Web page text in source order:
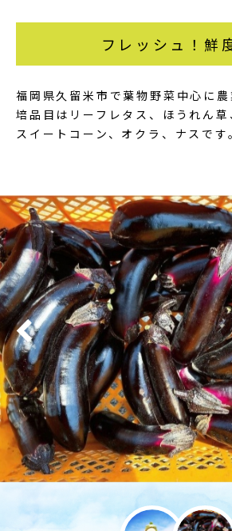
フレッシュ！鮮
福岡県久留米市で葉物野菜中心に
培品目はリーフレタス、ほうれん草
スイートコーン、オクラ、ナスです